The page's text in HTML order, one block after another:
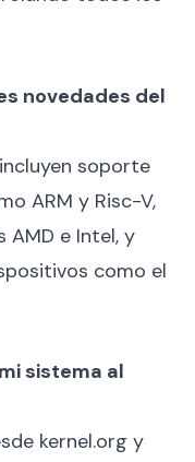
novedades del
soporte
ARM y Risc-V,
e Intel, y
como el
sistema al
kernel.org y